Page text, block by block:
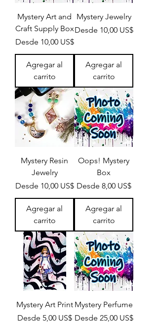
Mystery Art and
Craft Supply Box
Desde 10,00 US$
Precio de oferta
Agregar al
carrito
Mystery Jewelry
Desde 10,00 US$
Precio de oferta
Agregar al
carrito
Mystery Resin
Jewelry
Desde 10,00 US$
Precio de oferta
Agregar al
carrito
Oops! Mystery
Box
Desde 8,00 US$
Precio de oferta
Agregar al
carrito
Mystery Art Print
Desde 5,00 US$
Precio de oferta
Mystery Perfume
Desde 25,00 US$
Precio de oferta